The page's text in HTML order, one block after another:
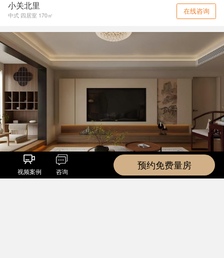
小关北里
中式 四居室 170㎡ 在线咨询
6张视频案例 咨询
预约免费量房